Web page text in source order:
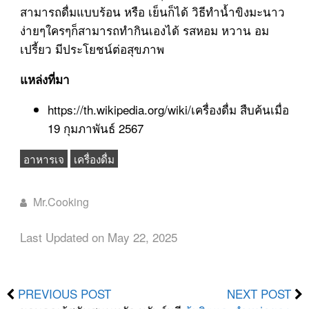
สามารถดื่มแบบร้อน หรือ เย็นก็ได้ วิธีทำน้ำขิงมะนาว
ง่ายๆใครๆก็สามารถทำกินเองได้ รสหอม หวาน อม
เปรี้ยว มีประโยชน์ต่อสุขภาพ
แหล่งที่มา
https://th.wikipedia.org/wiki/เครื่องดื่ม สืบค้นเมื่อ
19 กุมภาพันธ์ 2567
อาหารเจ เครื่องดื่ม
Mr.Cooking
Last Updated on May 22, 2025
PREVIOUS POST
NEXT POST